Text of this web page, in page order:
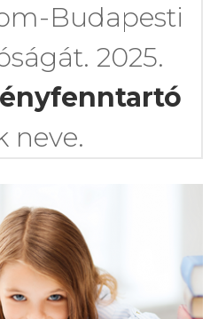
Budapesti
2025.
neve.